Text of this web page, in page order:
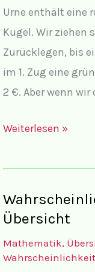
Urne enthält eine
Kugel. Wir ziehen
Zurücklegen, bis
im 1. Zug eine
2 €. Aber wenn wir
Lösungen
vermischt
mit
komplettem
Lösungsweg
Weiterlesen »
Übersicht
Mathematik,